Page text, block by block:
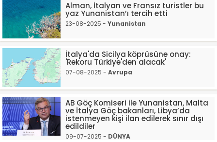
Alman, İtalyan ve Fransız turistler bu
yaz Yunanistan’ı tercih etti
23-08-2025 - Yunanistan
İtalya'da Sicilya köprüsüne onay:
'Rekoru Türkiye'den alacak'
07-08-2025 - Avrupa
AB Göç Komiseri ile Yunanistan, Malta
ve İtalya Göç bakanları, Libya’da
istenmeyen kişi ilan edilerek sınır dışı
edildiler
09-07-2025 - DÜNYA